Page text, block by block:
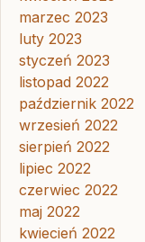
marzec 2023
luty 2023
styczeń 2023
listopad 2022
październik 2022
wrzesień 2022
sierpień 2022
lipiec 2022
czerwiec 2022
maj 2022
kwiecień 2022